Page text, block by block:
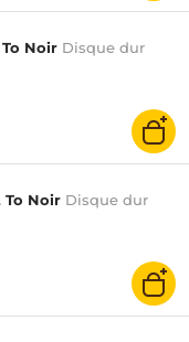
To Noir Disque dur
To Noir Disque dur